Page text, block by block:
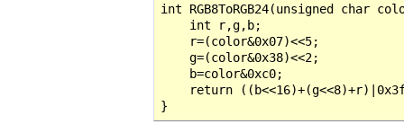
int RGB8ToRGB24(unsigned char
    int r,g,b;
    r=(color&0x07)<<5;
    g=(color&0x38)<<2;
    b=color&0xc0;
return
}